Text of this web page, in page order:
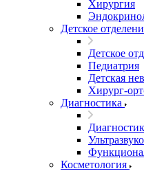
Хирургия
Детское
Детское
Педиатрия
Детская
Хирург-
Диагностика
Косметология